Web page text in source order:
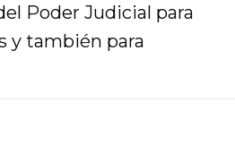
Poder Judicial para
y también para